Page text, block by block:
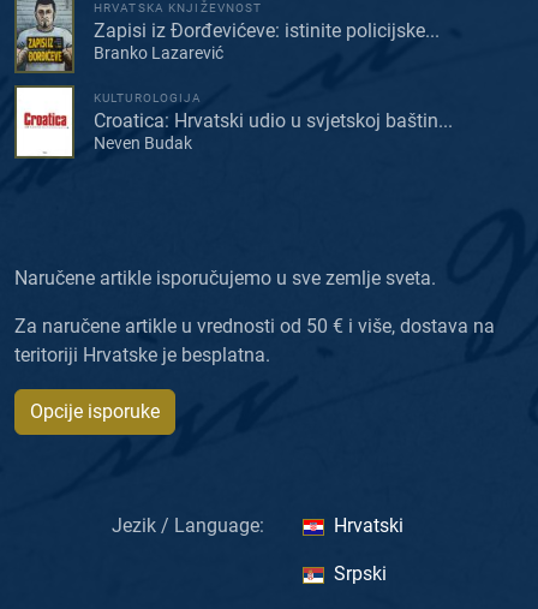
HRVATSKA KNJIŽEVNOST
Zapisi iz Đorđevićeve: istinite policijske...
Branko Lazarević
KULTUROLOGIJA
Croatica: Hrvatski udio u svjetskoj baštin...
Neven Budak
Naručene artikle isporučujemo u sve zemlje sveta.
Za naručene artikle u vrednosti od 50 € i više, dostava na
teritoriji Hrvatske je besplatna.
Opcije isporuke
Jezik / Language: Hrvatski
Srpski